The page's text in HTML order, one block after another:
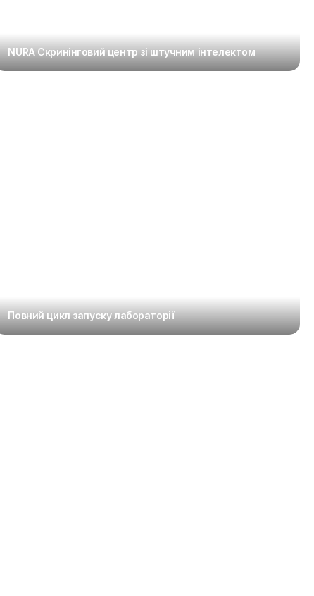
NURA Скринінговий центр зі штучним інтелектом
Повний цикл запуску лабораторії